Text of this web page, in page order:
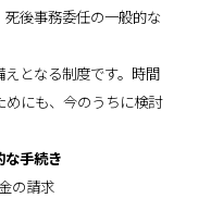
後事務委任の一般的な
となる制度です。時間
にも、今のうちに検討
な手続き
の請求